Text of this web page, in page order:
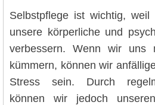
Selbstpflege ist wichtig,
unsere körperliche und
verbessern. Wenn wir uns
kümmern, können wir
Stress sein. Durch
können wir jedoch